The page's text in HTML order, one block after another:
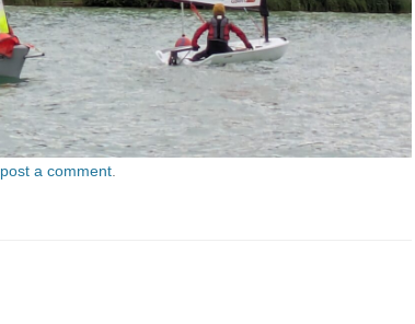
post a comment.